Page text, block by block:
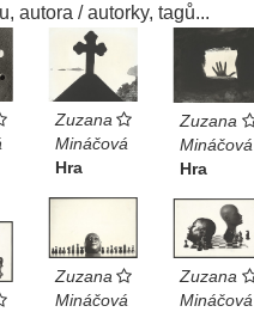
autora / autorky, tagů...
Zuzana
Mináčová
Hra
Zuzana
Mináčová
Hra
Zuzana
Mináčová
Zuzana
Mináčová